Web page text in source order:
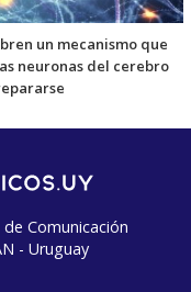
un mecanismo que
neuronas del cerebro
Comunicación
- Uruguay